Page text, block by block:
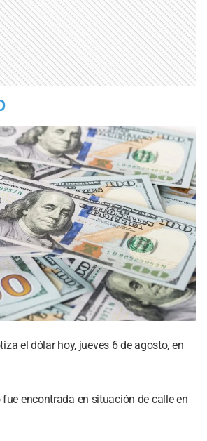
el dólar hoy, jueves 6 de agosto, en
encontrada en situación de calle en